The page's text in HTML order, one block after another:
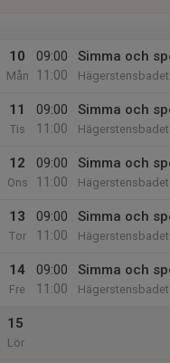
10
Mån
09:00
11:00
Simma och
Hägerstensbadet
11
Tis
09:00
11:00
Simma och
Hägerstensbadet
12
Ons
09:00
11:00
Simma och
Hägerstensbadet
13
Tor
09:00
11:00
Simma och
Hägerstensbadet
14
Fre
09:00
11:00
Simma och
Hägerstensbadet
15
Lör